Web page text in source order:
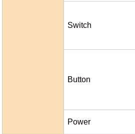
Switch
Button
Power